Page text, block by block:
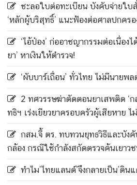
ชะลอใบต่อทะเบียน บังคับจ่ายใบ
‘หลักผู้บริสุทธิ์’ แนะฟ้องต่อศาลปกคร
‘ไอ้ป๋อง’ ก่ออาชญากรรมต่อเนื่องไ
ยา’ หาเงินให้ตำรวจ!
‘ผับบาร์เถื่อน’ ทั่วไทย ไม่มีนายพ
2 ทศวรรษฆ่าตัดตอนยาเสพติด ‘ก
ทธิฯ เร่งเยียวยาครอบครัวผู้เสียหาย
กสม.จี้ ตร. ทบทวนยุทธวิธีและบัง
กล้อง กรณีใช้กำลังสกัดตรวจค้นเยาว
ทำไม’ไทยแลนด์’จึงกลายเป็น’ดิน